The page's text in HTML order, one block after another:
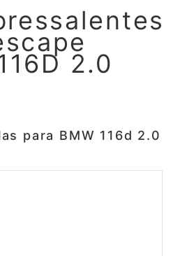
2.0
para BMW 116d 2.0